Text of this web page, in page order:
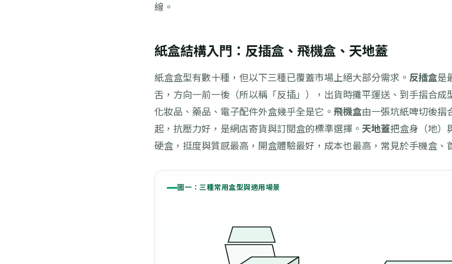
線。
紙盒結構入門：反插盒、飛機盒、天地蓋
紙盒盒型有數十種，但以下三種已覆蓋市場上絕大部分需求。 反插盒是
舌，方向一前一後（所以稱「反插」），出貨時攤平運送、到手摺合成
化妝品、藥品、電子配件外盒幾乎全是它。 飛機盒由一張坑紙啤切後摺
起，抗壓力好，是網店寄貨與訂閱盒的標準選擇。 天地蓋把盒身（地）
硬盒，挺度與質感最高，開盒體驗最好，成本也最高，常見於手機盒、
圖一：三種常用盒型與適用場景